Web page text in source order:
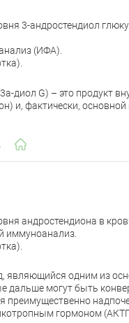
3-андростендиол
(ИФА).
диол G) – это продукт
и, фактически,
андростендиона в
иммуноанализ.
являющийся одним из
дальше могут быть
преимущественно
гормоном